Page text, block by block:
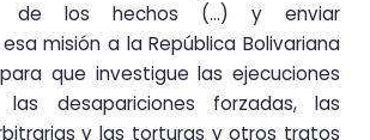
de los hechos (…) y enviar
misión a la República Bolivariana
que investigue las ejecuciones
las desapariciones forzadas, las
y las torturas y otros tratos